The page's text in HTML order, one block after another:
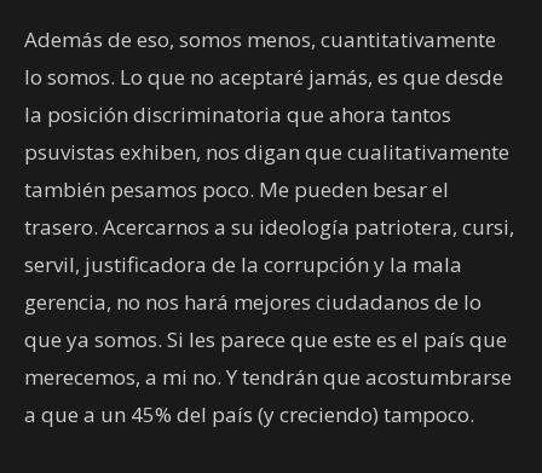
Además de eso, somos menos, cuantitativamente
lo somos. Lo que no aceptaré jamás, es que desde
la posición discriminatoria que ahora tantos
psuvistas exhiben, nos digan que cualitativamente
también pesamos poco. Me pueden besar el
trasero. Acercarnos a su ideología patriotera, cursi,
servil, justificadora de la corrupción y la mala
gerencia, no nos hará mejores ciudadanos de lo
que ya somos. Si les parece que este es el país que
merecemos, a mi no. Y tendrán que acostumbrarse
a que a un 45% del país (y creciendo) tampoco.